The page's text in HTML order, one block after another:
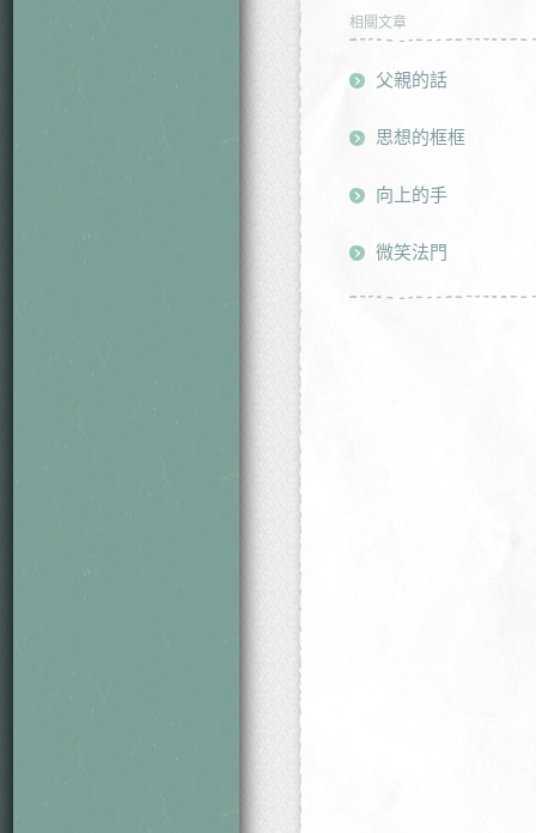
相關文章
父親的話
思想的框框
向上的手
微笑法門